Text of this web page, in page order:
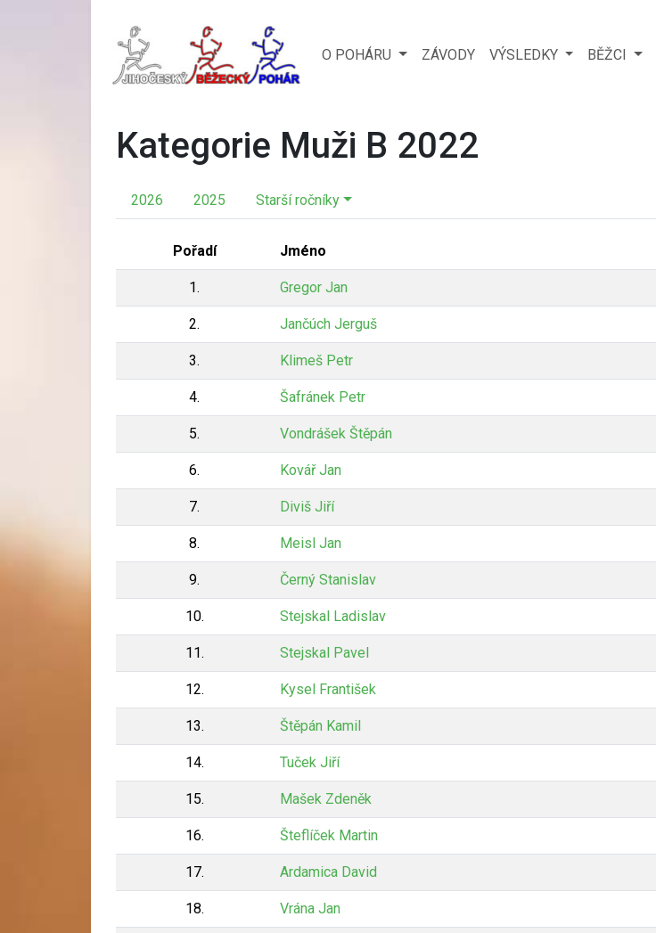
O POHÁRU ZÁVODY VÝSLEDKY BĚŽCI
Kategorie Muži B 2022
2026 2025 Starší ročníky
Pořadí Jméno
1. Gregor Jan
2. Jančúch Jerguš
3. Klimeš Petr
4. Šafránek Petr
5. Vondrášek Štěpán
6. Kovář Jan
7. Diviš Jiří
8. Meisl Jan
9. Černý Stanislav
10. Stejskal Ladislav
11. Stejskal Pavel
12. Kysel František
13. Štěpán Kamil
14. Tuček Jiří
15. Mašek Zdeněk
16. Šteflíček Martin
17. Ardamica David
18. Vrána Jan